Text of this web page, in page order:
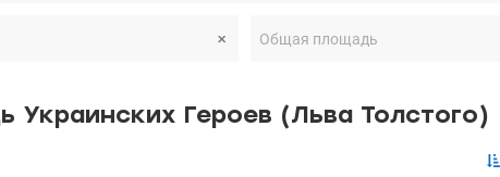
Героев (Льва Толстого)